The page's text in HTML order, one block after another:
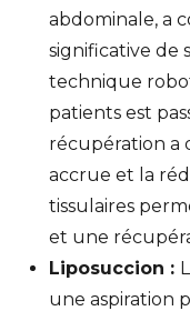
abdominale, a
significative de
technique
patients est
récupération a
accrue et la
tissulaires
et une
Liposuccion :
une aspiration